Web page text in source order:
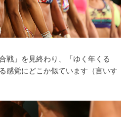
戦」を見終わり、「ゆく年くる
感覚にどこか似ています（言いす